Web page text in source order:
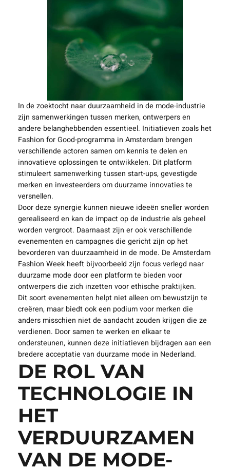
In de zoektocht naar duurzaamheid in de mode-industrie
zijn samenwerkingen tussen merken, ontwerpers en
andere belanghebbenden essentieel. Initiatieven zoals het
Fashion for Good-programma in Amsterdam brengen
verschillende actoren samen om kennis te delen en
innovatieve oplossingen te ontwikkelen. Dit platform
stimuleert samenwerking tussen start-ups, gevestigde
merken en investeerders om duurzame innovaties te
versnellen.
Door deze synergie kunnen nieuwe ideeën sneller worden
gerealiseerd en kan de impact op de industrie als geheel
worden vergroot. Daarnaast zijn er ook verschillende
evenementen en campagnes die gericht zijn op het
bevorderen van duurzaamheid in de mode. De Amsterdam
Fashion Week heeft bijvoorbeeld zijn focus verlegd naar
duurzame mode door een platform te bieden voor
ontwerpers die zich inzetten voor ethische praktijken.
Dit soort evenementen helpt niet alleen om bewustzijn te
creëren, maar biedt ook een podium voor merken die
anders misschien niet de aandacht zouden krijgen die ze
verdienen. Door samen te werken en elkaar te
ondersteunen, kunnen deze initiatieven bijdragen aan een
bredere acceptatie van duurzame mode in Nederland.
DE ROL VAN
TECHNOLOGIE IN
HET
VERDUURZAMEN
VAN DE MODE-